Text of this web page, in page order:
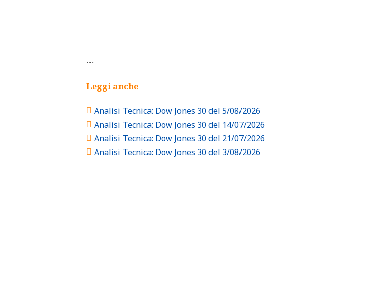
```
Leggi anche
Analisi Tecnica: Dow Jones 30 del 5/08/2026
Analisi Tecnica: Dow Jones 30 del 14/07/2026
Analisi Tecnica: Dow Jones 30 del 21/07/2026
Analisi Tecnica: Dow Jones 30 del 3/08/2026